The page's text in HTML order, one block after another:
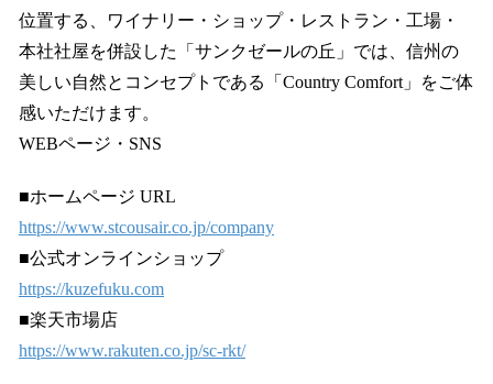
位置する、ワイナリー・ショップ・レストラン・工場・
本社社屋を併設した「サンクゼールの丘」では、信州の
美しい自然とコンセプトである「Country Comfort」をご体
感いただけます。
WEBページ・SNS
■ホームページ URL
https://www.stcousair.co.jp/company
■公式オンラインショップ
https://kuzefuku.com
■楽天市場店
https://www.rakuten.co.jp/sc-rkt/